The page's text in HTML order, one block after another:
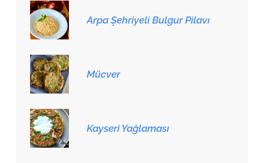
Arpa Şehriyeli Bulgur Pilavı
Mücver
Kayseri Yağlaması